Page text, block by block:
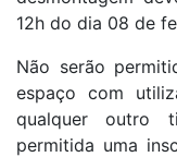
12h do dia 08 de
Não serão
espaço com
qualquer outro
permitida uma